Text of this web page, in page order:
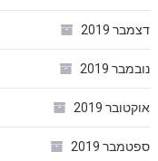
דצמבר 2019
נובמבר 2019
אוקטובר 2019
ספטמבר 2019